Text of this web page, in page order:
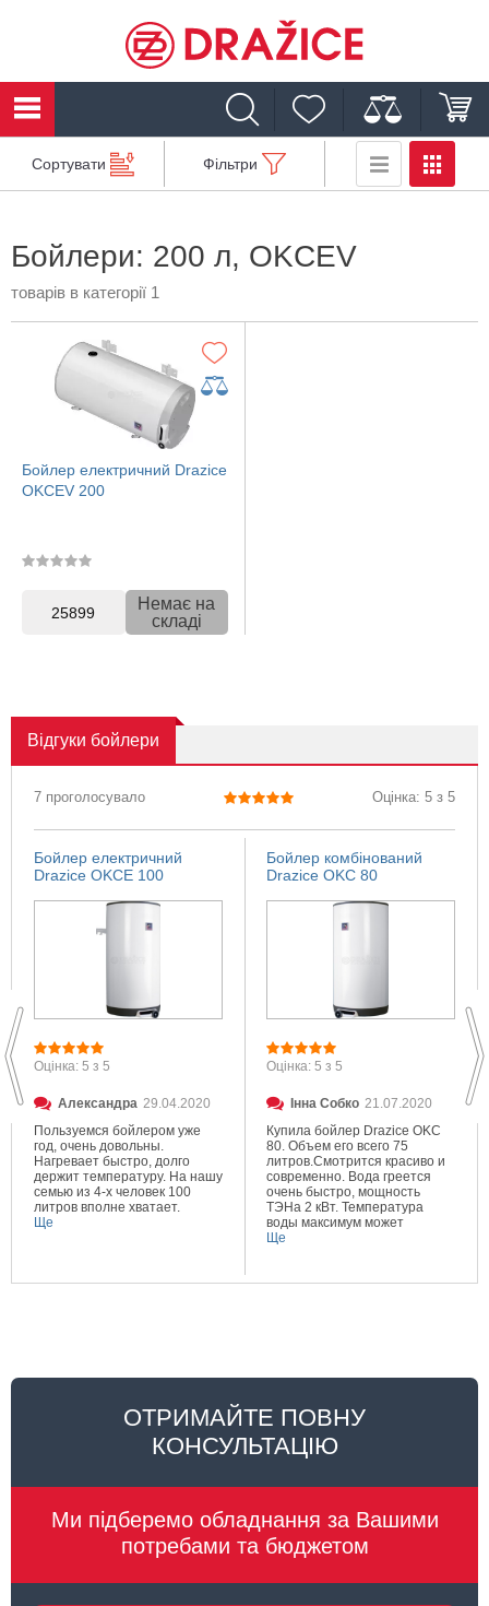
Сортувати Фільтри
Бойлери: 200 л, OKCEV
товарів в категорії 1
Бойлер електричний Drazice
OKCEV 200
25899
Немає на
складі
Відгуки бойлери
7 проголосувало Оцінка: 5 з 5
Бойлер електричний
Drazice OKCE 100
Оцінка: 5 з 5
Александра 29.04.2020
Пользуемся бойлером уже
год, очень довольны.
Нагревает быстро, долго
держит температуру. На нашу
семью из 4-х человек 100
литров вполне хватает.
Ще
Бойлер комбінований
Drazice OKC 80
Оцінка: 5 з 5
Інна Собко 21.07.2020
Купила бойлер Drazice OKC
80. Объем его всего 75
литров.Смотрится красиво и
современно. Вода греется
очень быстро, мощность
ТЭНа 2 кВт. Температура
воды максимум может
составлять 80 градусов.
Ще
ОТРИМАЙТЕ ПОВНУ
КОНСУЛЬТАЦІЮ
Ми підберемо обладнання за Вашими
потребами та бюджетом